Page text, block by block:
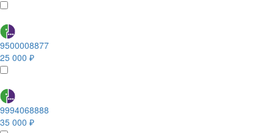
9500008877
25 000 ₽
9994068888
35 000 ₽